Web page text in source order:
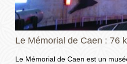
Le Mémorial de Caen : 76
Le Mémorial de Caen est un